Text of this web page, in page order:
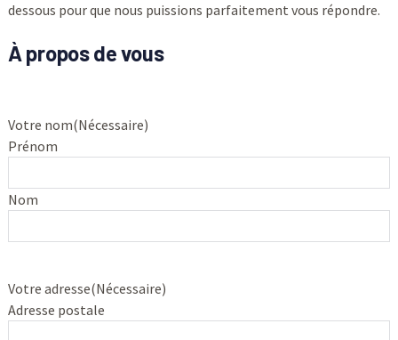
dessous pour que nous puissions parfaitement vous répondre.
À propos de vous
Votre nom(Nécessaire)
Prénom
Nom
Votre adresse(Nécessaire)
Adresse postale